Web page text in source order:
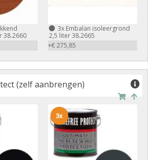
38.2660
3xEmbalan isoleergrond
2,5 liter 38.2665
+€ 275,85
(zelf aanbrengen)
3x